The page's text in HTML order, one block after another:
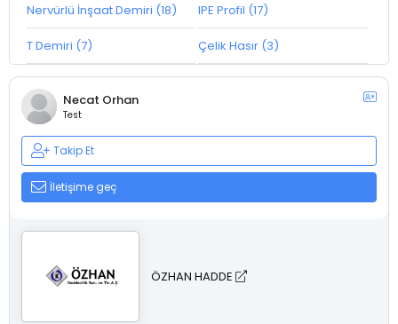
Nervürlü İnşaat Demiri (18) IPE Profil (17)
T Demiri (7) Çelik Hasır (3)
Necat Orhan
Test
Takip Et
İletişime geç
ÖZHAN HADDE